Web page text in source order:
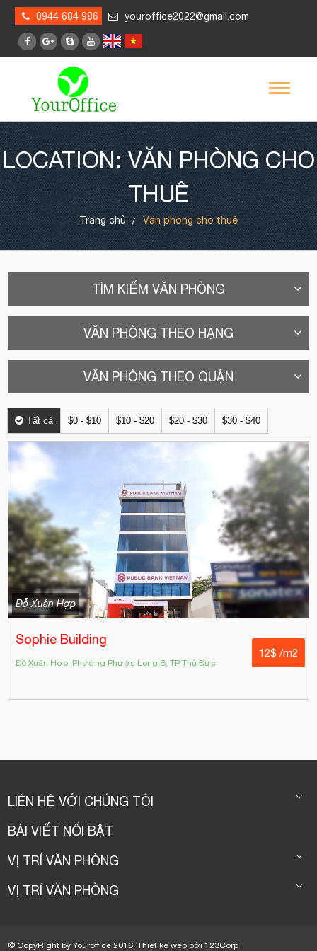
0944 684 986 youroffice2022@gmail.com
LOCATION: VĂN PHÒNG CHO
THUÊ
Trang chủ Văn phòng cho thuê
TÌM KIẾM VĂN PHÒNG
VĂN PHÒNG THEO HẠNG
VĂN PHÒNG THEO QUẬN
Tất cả $0 - $10 $10 - $20 $20 - $30 $30 - $40
Đỗ Xuân Hợp
Sophie Building
Đỗ Xuân Hợp, Phường Phước Long B, TP Thủ Đức
12$ /m2
LIÊN HỆ VỚI CHÚNG TÔI
BÀI VIẾT NỔI BẬT
VỊ TRÍ VĂN PHÒNG
VỊ TRÍ VĂN PHÒNG
© CopyRight by Youroffice 2016.Thiet ke web bởi123Corp